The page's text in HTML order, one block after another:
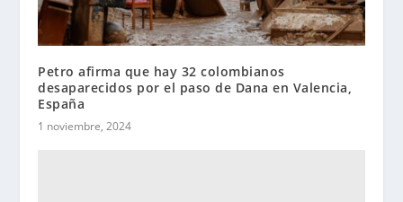
Petro afirma que hay 32 colombianos
desaparecidos por el paso de Dana en Valencia,
España
1 noviembre, 2024